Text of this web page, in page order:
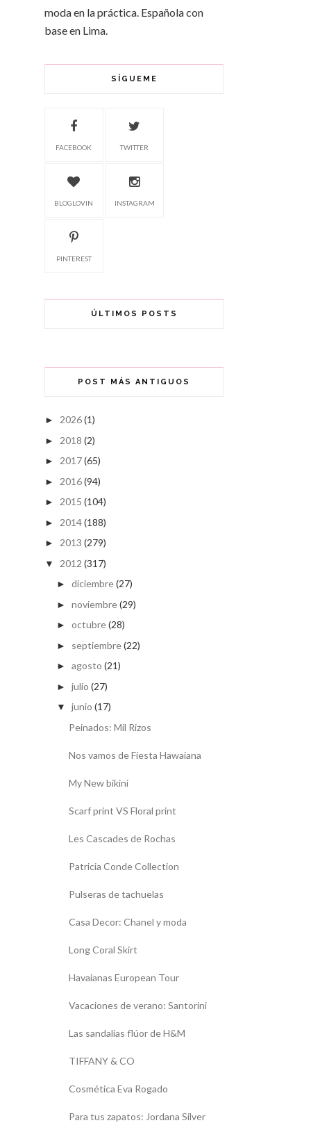
moda en la práctica. Española con
base en Lima.
SÍGUEME
FACEBOOK TWITTER
BLOGLOVIN INSTAGRAM
PINTEREST
ÚLTIMOS POSTS
POST MÁS ANTIGUOS
► 2026(1)
► 2018 (2)
► 2017(65)
► 2016(94)
► 2015 (104)
► 2014(188)
► 2013 (279)
▼ 2012 (317)
► diciembre(27)
► noviembre(29)
► octubre(28)
► septiembre(22)
► agosto (21)
► julio (27)
▼ junio (17)
Peinados: Mil Rizos
Nos vamos de Fiesta Hawaiana
My New bikini
Scarf print VS Floral print
Les Cascades de Rochas
Patricia Conde Collection
Pulseras de tachuelas
Casa Decor: Chanel y moda
Long Coral Skirt
Havaianas European Tour
Vacaciones de verano: Santorini
Las sandalias flúor de H&M
TIFFANY & CO
Cosmética Eva Rogado
Para tus zapatos: Jordana Silver